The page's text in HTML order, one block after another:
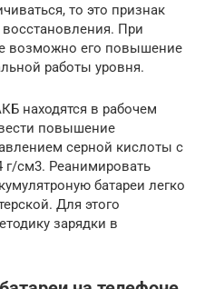
то это признак
восстановления. При
возможно его повышение
работы уровня.
находятся в рабочем
повышение
серной кислоты с
г/см3. Реанимировать
батареи легко
Для этого
зарядки в